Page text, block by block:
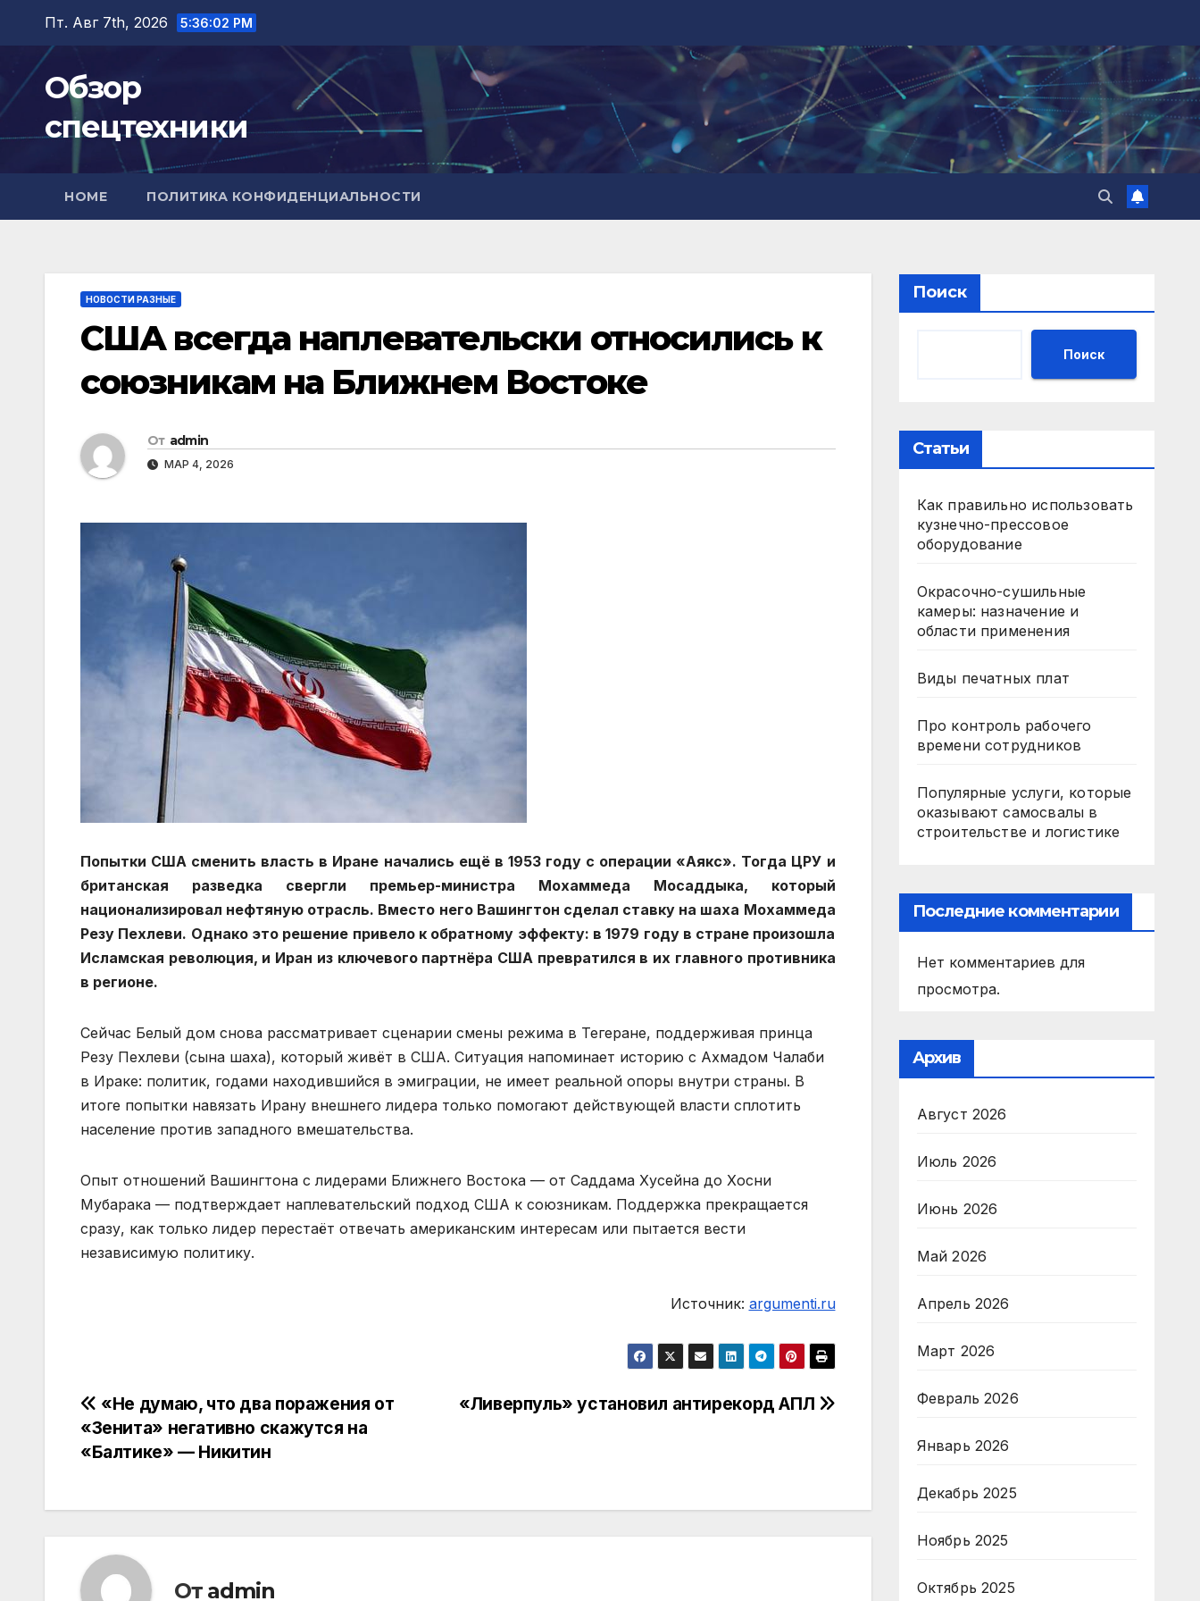
Перейти
содержимому
Пт. Авг 7th, 2026 5:36:03 PM
Обзор
спецтехники
HOME ПОЛИТИКА КОНФИДЕНЦИАЛЬНОСТИ
НОВОСТИ РАЗНЫЕ
США всегда наплевательски относились к
союзникам на Ближнем Востоке
От admin
МАР 4, 2026
Попытки США сменить власть в Иране начались ещё в 1953 году с операции «Аякс». Тогда ЦРУ и
британская разведка свергли премьер-министра Мохаммеда Мосаддыка, который
национализировал нефтяную отрасль. Вместо него Вашингтон сделал ставку на шаха Мохаммеда
Резу Пехлеви. Однако это решение привело к обратному эффекту: в 1979 году в стране произошла
Исламская революция, и Иран из ключевого партнёра США превратился в их главного противника
в регионе.
Сейчас Белый дом снова рассматривает сценарии смены режима в Тегеране, поддерживая принца
Резу Пехлеви (сына шаха), который живёт в США. Ситуация напоминает историю с Ахмадом Чалаби
в Ираке: политик, годами находившийся в эмиграции, не имеет реальной опоры внутри страны. В
итоге попытки навязать Ирану внешнего лидера только помогают действующей власти сплотить
население против западного вмешательства.
Опыт отношений Вашингтона с лидерами Ближнего Востока — от Саддама Хусейна до Хосни
Мубарака — подтверждает наплевательский подход США к союзникам. Поддержка прекращается
сразу, как только лидер перестаёт отвечать американским интересам или пытается вести
независимую политику.
Источник: argumenti.ru
Навигация
по
«Ливерпуль» установил антирекорд АПЛ
«Не думаю, что два поражения от
«Зенита» негативно скажутся на
«Балтике» — Никитин
От admin
Поиск
Поиск
Статьи
Как правильно использовать
кузнечно-прессовое
оборудование
Окрасочно-сушильные
камеры: назначение и
области применения
Виды печатных плат
Про контроль рабочего
времени сотрудников
Популярные услуги, которые
оказывают самосвалы в
строительстве и логистике
Последние комментарии
Нет комментариев для
просмотра.
Архив
Август 2026
Июль 2026
Июнь 2026
Май 2026
Апрель 2026
Март 2026
Февраль 2026
Январь 2026
Декабрь 2025
Ноябрь 2025
Октябрь 2025